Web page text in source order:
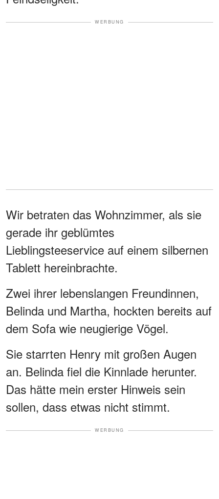
WERBUNG
Wir betraten das Wohnzimmer, als sie
gerade ihr geblümtes
Lieblingsteeservice auf einem silbernen
Tablett hereinbrachte.
Zwei ihrer lebenslangen Freundinnen,
Belinda und Martha, hockten bereits auf
dem Sofa wie neugierige Vögel.
Sie starrten Henry mit großen Augen
an. Belinda fiel die Kinnlade herunter.
Das hätte mein erster Hinweis sein
sollen, dass etwas nicht stimmt.
WERBUNG